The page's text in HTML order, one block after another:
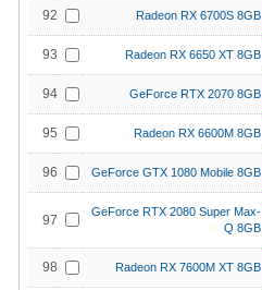
92 Radeon RX 6700S 8GB
93 Radeon RX 6650 XT 8GB
94 GeForce RTX 2070 8GB
95 Radeon RX 6600M 8GB
96 GeForce GTX 1080 Mobile 8GB
97
GeForce RTX 2080 Super Max-
Q 8GB
98 Radeon RX 7600M XT 8GB